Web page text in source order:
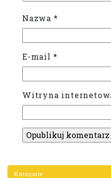
Kategorie
Nazwa *
E-mail *
Witryna